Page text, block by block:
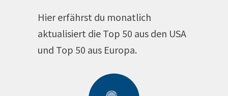
Hier erfährst du monatlich
aktualisiert die Top 50 aus den USA
und Top 50 aus Europa.